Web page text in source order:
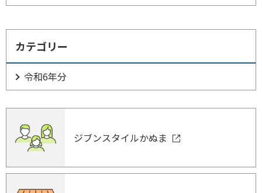
カテゴリー
令和6年分
ジブンスタイルかぬま